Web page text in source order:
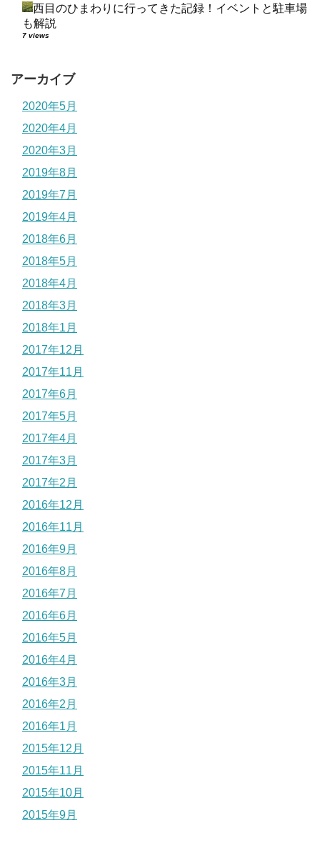
西目のひまわりに行ってきた記録！イベントと駐車場
も解説
7 views
アーカイブ
2020年5月
2020年4月
2020年3月
2019年8月
2019年7月
2019年4月
2018年6月
2018年5月
2018年4月
2018年3月
2018年1月
2017年12月
2017年11月
2017年6月
2017年5月
2017年4月
2017年3月
2017年2月
2016年12月
2016年11月
2016年9月
2016年8月
2016年7月
2016年6月
2016年5月
2016年4月
2016年3月
2016年2月
2016年1月
2015年12月
2015年11月
2015年10月
2015年9月